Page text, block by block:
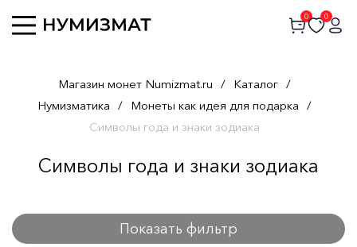
0 0
Магазин монет Numizmat.ru / Каталог /
Нумизматика / Монеты как идея для подарка /
Символы года и знаки зодиака
Символы года и знаки зодиака
Показать фильтр